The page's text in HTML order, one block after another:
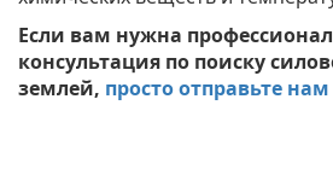
Если вам нужна
консультация по поиску
землей, просто отправьте